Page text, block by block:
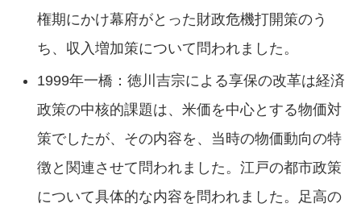
権期にかけ幕府がとった財政危機打開策のう
ち、収入増加策について問われました。
1999年一橋：徳川吉宗による享保の改革は経済
政策の中核的課題は、米価を中心とする物価対
策でしたが、その内容を、当時の物価動向の特
徴と関連させて問われました。江戸の都市政策
について具体的な内容を問われました。足高の